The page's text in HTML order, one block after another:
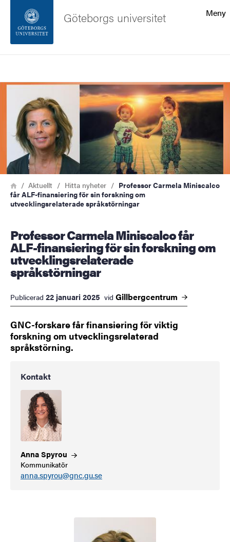
Sidfoten
Om webbplatsen
Meny
Göteborgs universitet
Bild
Länkstig
HemAktuellt Hitta nyheter
Professor Carmela Miniscalco
får ALF-finansiering för sin forskning om
utvecklingsrelaterade språkstörningar
Professor Carmela Miniscalco får
ALF-finansiering för sin forskning om
utvecklingsrelaterade
språkstörningar
Publicerad 22 januari 2025 vid Gillbergcentrum
GNC-forskare får finansiering för viktig
forskning om utvecklingsrelaterad
språkstörning.
Kontakt
AnnaSpyrou
Kommunikatör
anna.spyrou@gnc.gu.se
Bild